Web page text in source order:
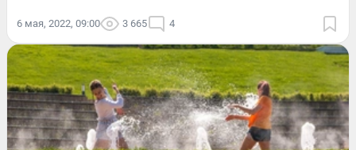
6 мая, 2022, 09:00 3 665 4